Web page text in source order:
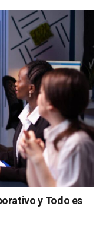
y Todo es